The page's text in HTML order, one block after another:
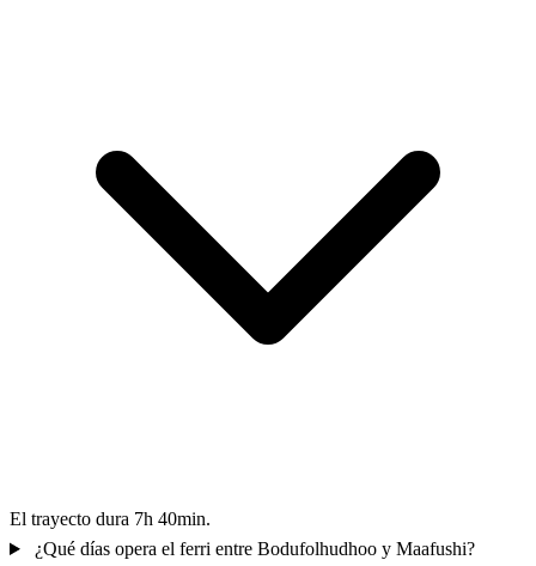
El trayecto dura 7h 40min.
¿Qué días opera el ferri entre Bodufolhudhoo y Maafushi?